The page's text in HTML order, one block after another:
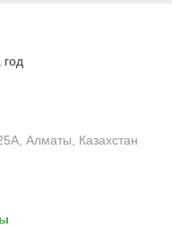
Алматы, Казахстан